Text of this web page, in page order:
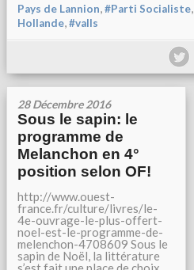
Pays de Lannion,#Parti Socialiste,
Hollande,#valls
28 Décembre 2016
Sous le sapin: le
programme de
Melanchon en 4°
position selon OF!
http://www.ouest-
france.fr/culture/livres/le-
4e-ouvrage-le-plus-offert-
noel-est-le-programme-de-
melenchon-4708609 Sous le
sapin de Noël, la littérature